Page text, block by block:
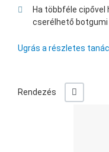
Ha többféle
cserélhető botgumi
Ugrás a részletes
Rendezés -/+